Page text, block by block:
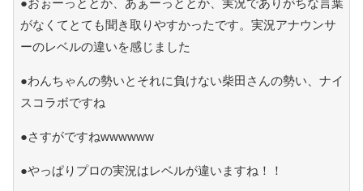
●おぉーっととか、あぁーっととか、実況でありがちな言葉
がなくてとても聞き取りやすかったです。実況アナウンサ
ーのレベルの違いを感じました
●わんちゃんの勢いとそれに負けない柴田さんの勢い、ナイ
スコラボですね
●さすがですねwwwwww
●やっぱりプロの実況はレベルが違いますね！！